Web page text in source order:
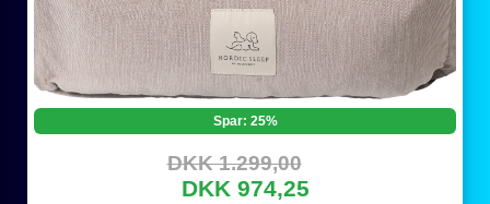
Spar: 25%
DKK 1.299,00
DKK 974,25